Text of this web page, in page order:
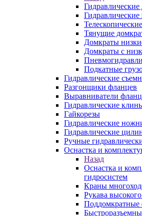
Тянущие
Домкраты
Домкраты с
Подкатные
Гидравлические
Разгонщики фланцев
Выравниватели
Гидравлические
Гайкорезы
Гидравлические
Гидравлические
Ручные
Оснастка и
Назад
Оснастка и
гидросистем
Краны
Рукава
Поддомкратные